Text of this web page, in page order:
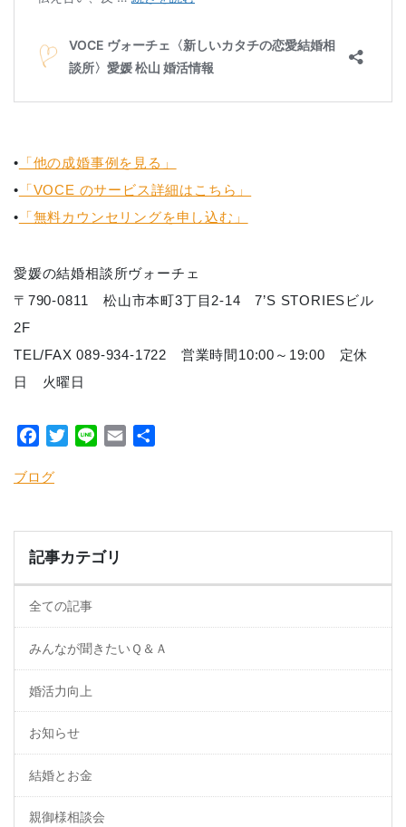
• 「他の成婚事例を見る」
• 「VOCE のサービス詳細はこちら」
• 「無料カウンセリングを申し込む」
愛媛の結婚相談所ヴォーチェ
〒790-0811 松山市本町3丁目2-14 7’S STORIESビル
2F
TEL/FAX 089-934-1722 営業時間10:00～19:00 定休
日 火曜日
Facebook
TwitterLine Email
ブログ
記事カテゴリ
全ての記事
みんなが聞きたいＱ＆Ａ
婚活力向上
お知らせ
結婚とお金
親御様相談会